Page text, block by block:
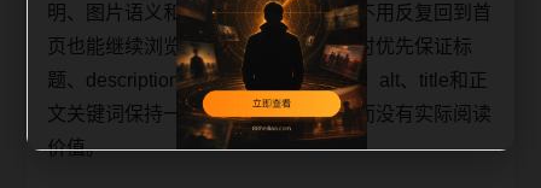
明、图片语义和可点击入口，让用户不用反复回到首
页也能继续浏览同类内容。每日更新时优先保证标
题、description、canonical、主题图、alt、title和正
文关键词保持一致，避免只替换词语而没有实际阅读
价值。